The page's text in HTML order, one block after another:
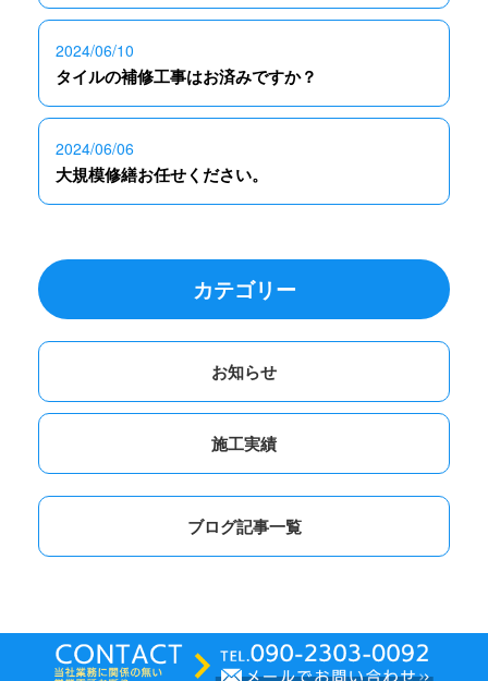
2024/06/10
タイルの補修工事はお済みですか？
2024/06/06
大規模修繕お任せください。
カテゴリー
お知らせ
施工実績
ブログ記事一覧